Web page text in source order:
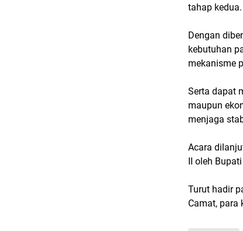
tahap kedua.
Dengan
kebutuhan
mekanisme
Serta dapat
maupun
menjaga
Acara
II oleh
Turut hadir
Camat, para